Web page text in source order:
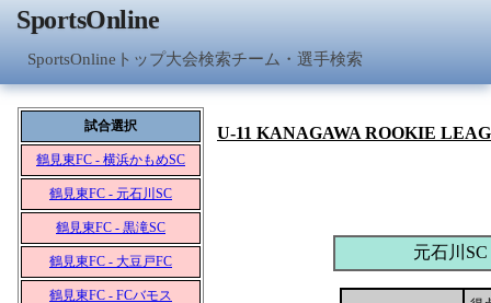
SportsOnline
SportsOnlineトップ大会検索チーム・選手検索
試合選択
鶴見東FC - 横浜かもめSC
鶴見東FC - 元石川SC
鶴見東FC - 黒滝SC
鶴見東FC - 大豆戸FC
鶴見東FC - FCバモス
U-11 KANAGAWA ROOKIE
元石川SC